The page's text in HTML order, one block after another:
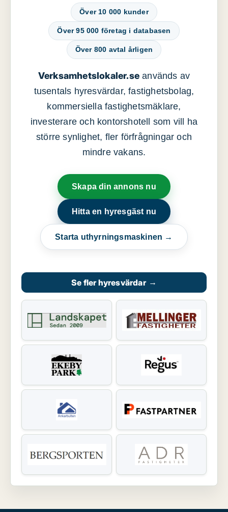
Över 10 000 kunder
Över 95 000 företag i databasen
Över 800 avtal årligen
Verksamhetslokaler.se används av
tusentals hyresvärdar, fastighetsbolag,
kommersiella fastighetsmäklare,
investerare och kontorshotell som vill ha
större synlighet, fler förfrågningar och
mindre vakans.
Skapa din annons nu
Hitta en hyresgäst nu
Starta uthyrningsmaskinen →
Se fler hyresvärdar →